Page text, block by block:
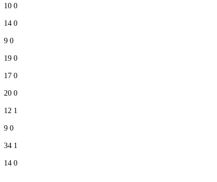
10 0
14 0
9 0
19 0
17 0
20 0
12 1
9 0
34 1
14 0